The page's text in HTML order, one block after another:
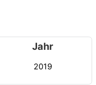
Jahr
2019